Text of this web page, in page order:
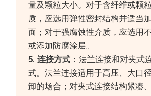
量及颗粒大小。对于含纤维或颗
质，应选用弹性密封结构并适当
面；对于强腐蚀性介质，应选用
或添加防腐涂层。
5. 连接方式 ：法兰连接和对夹式
式。法兰连接适用于高压、大口
卸的场合；对夹式连接结构紧凑